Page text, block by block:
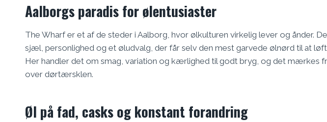
Aalborgs paradis for ølentusiaster
The Wharf er et af de steder i Aalborg, hvor ølkulturen virkelig lever og ånder.
sjæl, personlighed og et øludvalg, der får selv den mest garvede ølnørd til at
Her handler det om smag, variation og kærlighed til godt bryg, og det mærkes
over dørtærsklen.
Øl på fad, casks og konstant forandring